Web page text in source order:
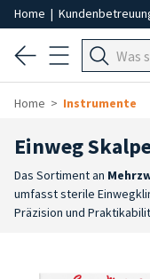
Home |
Home Instrumente
Einweg
Das Sortiment an
umfasst sterile
Präzision und